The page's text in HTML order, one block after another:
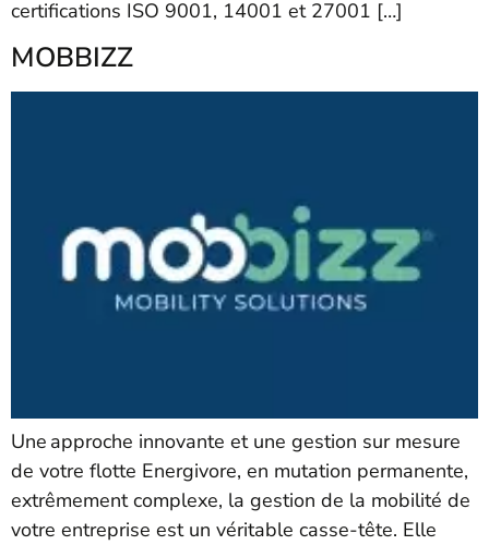
certifications ISO 9001, 14001 et 27001 […]
MOBBIZZ
Une approche innovante et une gestion sur mesure
de votre flotte Energivore, en mutation permanente,
extrêmement complexe, la gestion de la mobilité de
votre entreprise est un véritable casse-tête. Elle